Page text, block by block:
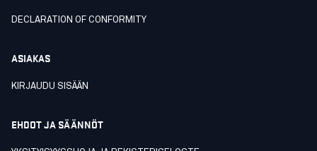
DECLARATION OF CONFORMITY
ASIAKAS
KIRJAUDU SISÄÄN
EHDOT JA SÄÄNNÖT